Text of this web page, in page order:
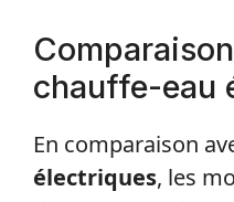
chauffe-eau
En comparaison
électriques, les